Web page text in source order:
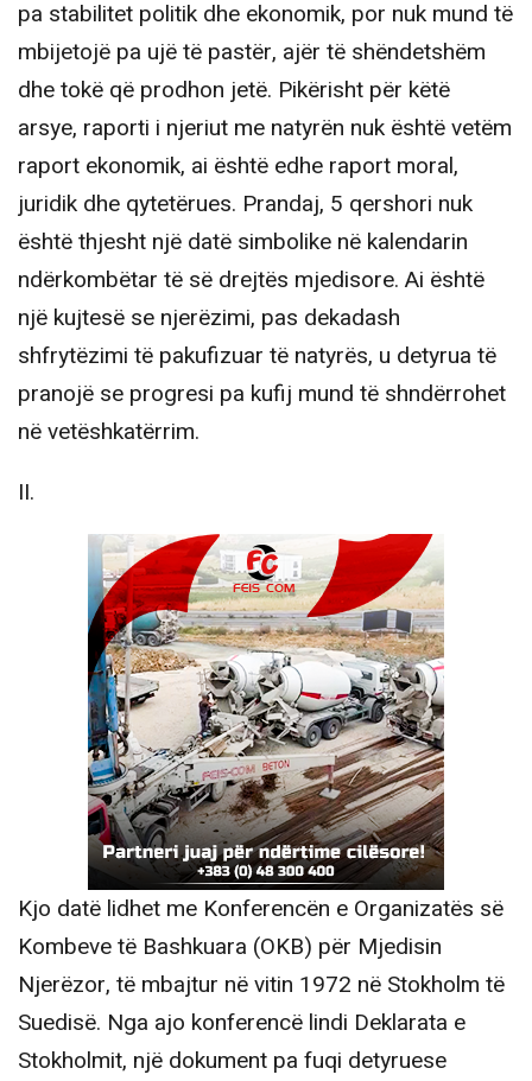
pa stabilitet politik dhe ekonomik, por nuk mund të
mbijetojë pa ujë të pastër, ajër të shëndetshëm
dhe tokë që prodhon jetë. Pikërisht për këtë
arsye, raporti i njeriut me natyrën nuk është vetëm
raport ekonomik, ai është edhe raport moral,
juridik dhe qytetërues. Prandaj, 5 qershori nuk
është thjesht një datë simbolike në kalendarin
ndërkombëtar të së drejtës mjedisore. Ai është
një kujtesë se njerëzimi, pas dekadash
shfrytëzimi të pakufizuar të natyrës, u detyrua të
pranojë se progresi pa kufij mund të shndërrohet
në vetëshkatërrim.
II.
Kjo datë lidhet me Konferencën e Organizatës së
Kombeve të Bashkuara (OKB) për Mjedisin
Njerëzor, të mbajtur në vitin 1972 në Stokholm të
Suedisë. Nga ajo konferencë lindi Deklarata e
Stokholmit, një dokument pa fuqi detyruese